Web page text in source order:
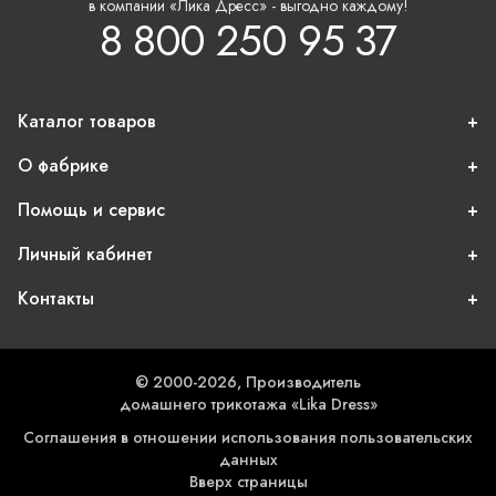
в компании «Лика Дресс» - выгодно каждому!
8 800 250 95 37
Каталог товаров
О фабрике
Помощь и сервис
Личный кабинет
Контакты
© 2000-2026, Производитель
домашнего трикотажа «Lika Dress»
Соглашения в отношении использования пользовательских
данных
Вверх страницы